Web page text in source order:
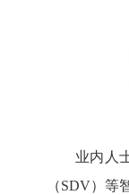
业内人
（SDV）等